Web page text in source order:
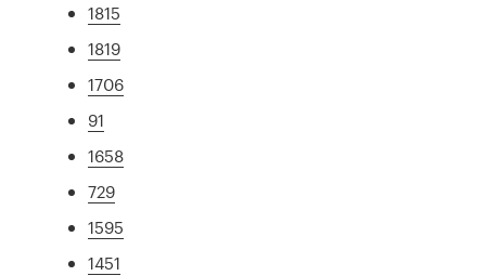
1815
1819
1706
91
1658
729
1595
1451